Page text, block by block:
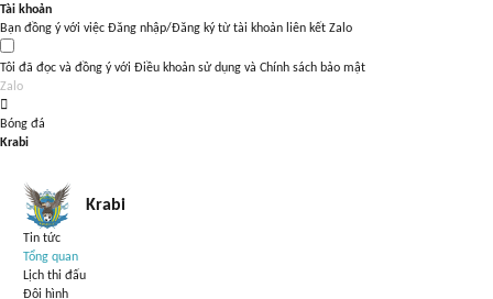
Tài khoản
Bạn đồng ý với việc Đăng nhập/Đăng ký từ tài khoản liên kết Zalo
Tôi đã đọc và đồng ý với Điều khoản sử dụng và Chính sách bảo mật
Zalo
Bóng đá
Krabi
Krabi
Tin tức
Tổng quan
Lịch thi đấu
Đội hình